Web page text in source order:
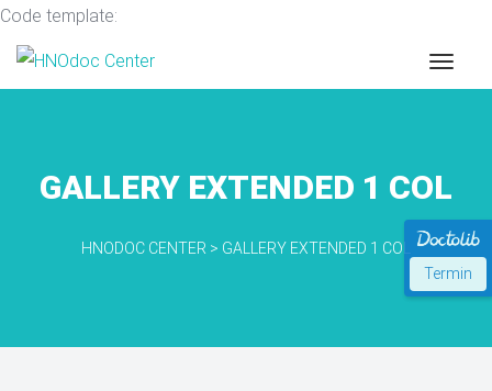
Code template:
Termin
GALLERY EXTENDED 1 COL
HNODOC CENTER > GALLERY EXTENDED 1 COL